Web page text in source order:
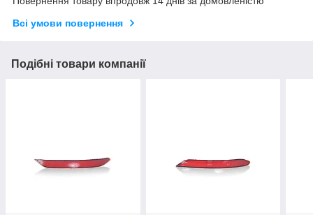
Всі умови повернення
Подібні товари компанії